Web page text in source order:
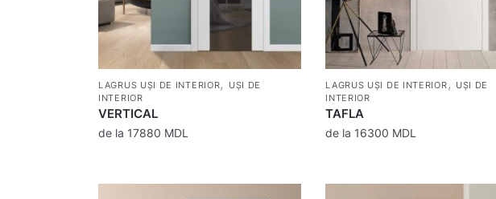
LAGRUS UȘI DE INTERIOR,
UȘI DE
INTERIOR
VERTICAL
de la 17880 MDL
LAGRUS UȘI DE INTERIOR, UȘI DE
INTERIOR
TAFLA
de la 16300 MDL